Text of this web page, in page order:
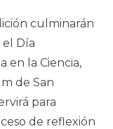
culminarán
el Día
en la Ciencia,
de San
para
de reflexión